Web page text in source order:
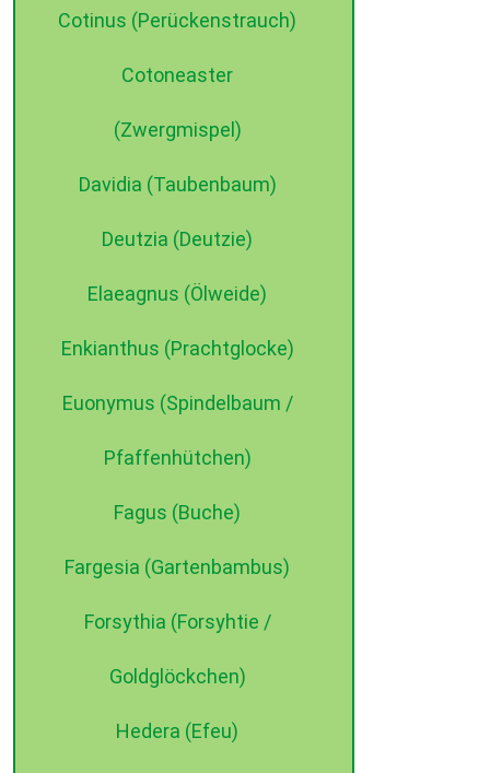
Cotinus (Perückenstrauch)
Cotoneaster
(Zwergmispel)
Davidia (Taubenbaum)
Deutzia (Deutzie)
Elaeagnus (Ölweide)
Enkianthus (Prachtglocke)
Euonymus (Spindelbaum /
Pfaffenhütchen)
Fagus (Buche)
Fargesia (Gartenbambus)
Forsythia (Forsyhtie /
Goldglöckchen)
Hedera (Efeu)